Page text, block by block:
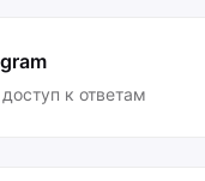
к ответам